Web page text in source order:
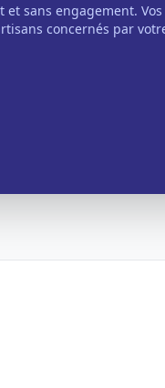
et sans engagement.
concernés par